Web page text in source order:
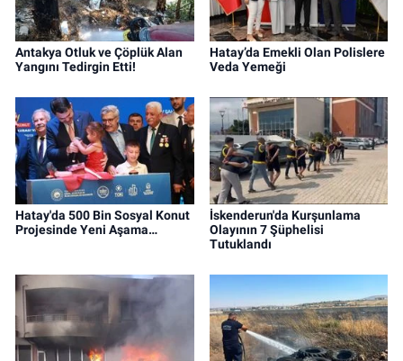
Antakya Otluk ve Çöplük Alan
Yangını Tedirgin Etti!
Hatay’da Emekli Olan Polislere
Veda Yemeği
Hatay'da 500 Bin Sosyal Konut
Projesinde Yeni Aşama…
İskenderun'da Kurşunlama
Olayının 7 Şüphelisi
Tutuklandı